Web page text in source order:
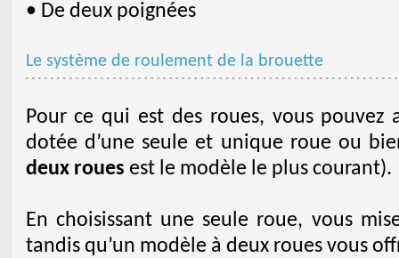
• De deux poignées
Le système de roulement de la brouette
Pour ce qui est des roues, vous
dotée d’une seule et unique roue ou
deux roues est le modèle le plus courant).
En choisissant une seule roue, vous
tandis qu’un modèle à deux roues vous